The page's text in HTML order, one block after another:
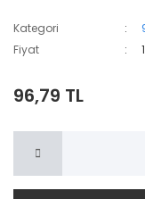
Kategori
Fiyat
96,79 TL